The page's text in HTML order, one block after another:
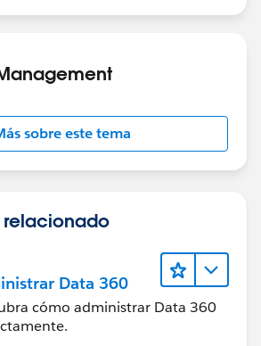
sobre este tema
Data 360
cómo administrar Data 360